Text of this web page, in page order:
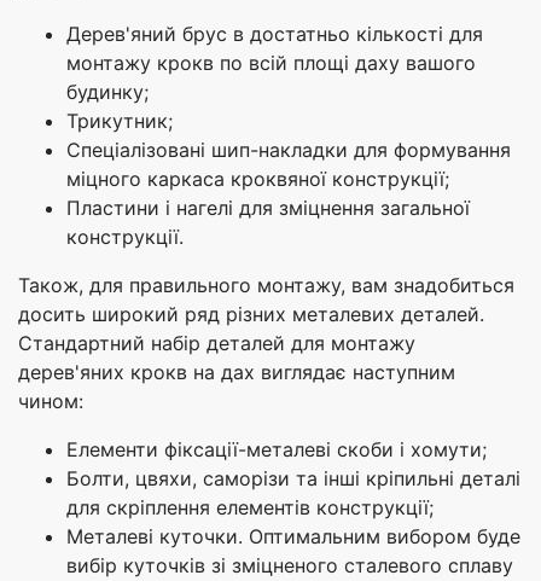
Дерев'яний брус в достатньо кількості для
монтажу крокв по всій площі даху вашого
будинку;
Трикутник;
Спеціалізовані шип-накладки для формування
міцного каркаса кроквяної конструкції;
Пластини і нагелі для зміцнення загальної
конструкції.
Також, для правильного монтажу, вам знадобиться
досить широкий ряд різних металевих деталей.
Стандартний набір деталей для монтажу
дерев'яних крокв на дах виглядає наступним
чином:
Елементи фіксації-металеві скоби і хомути;
Болти, цвяхи, саморізи та інші кріпильні деталі
для скріплення елементів конструкції;
Металеві куточки. Оптимальним вибором буде
вибір куточків зі зміцненого сталевого сплаву